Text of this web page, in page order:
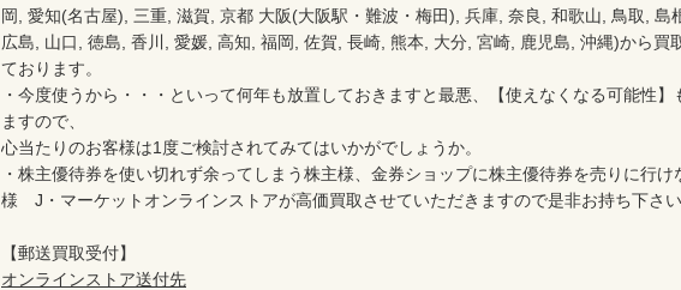
岡, 愛知(名古屋), 三重, 滋賀, 京都 大阪(大阪駅・難波・梅田), 兵庫, 奈良, 和歌山, 鳥取, 島
広島, 山口, 徳島, 香川, 愛媛, 高知, 福岡, 佐賀, 長崎, 熊本, 大分, 宮崎, 鹿児島, 沖縄)から買
ております。
・今度使うから・・・といって何年も放置しておきますと最悪、【使えなくなる可能性】
ますので、
心当たりのお客様は1度ご検討されてみてはいかがでしょうか。
・株主優待券を使い切れず余ってしまう株主様、金券ショップに株主優待券を売りに行け
様　J・マーケットオンラインストアが高価買取させていただきますので是非お持ち下さい
オンラインストア送付先